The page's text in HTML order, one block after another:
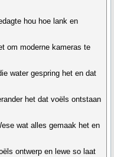
hou hoe lank en
om moderne kameras te
water gespring het en dat
het dat voëls ontstaan
wat alles gemaak het en
ontwerp en lewe so laat